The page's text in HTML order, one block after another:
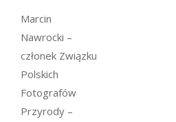
Marcin
Nawrocki –
członek Związku
Polskich
Fotografów
Przyrody –